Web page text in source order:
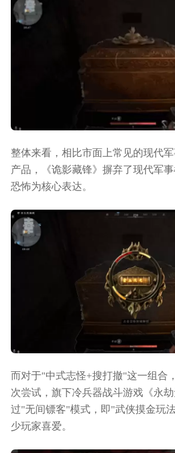
整体来看，相比市面上常见的现代
产品，《诡影藏锋》摒弃了现代军
恐怖为核心表达。
而对于"中式志怪+搜打撤"这一组合
次尝试，旗下冷兵器战斗游戏《永
过"无间镖客"模式，即"武侠摸金玩
少玩家喜爱。